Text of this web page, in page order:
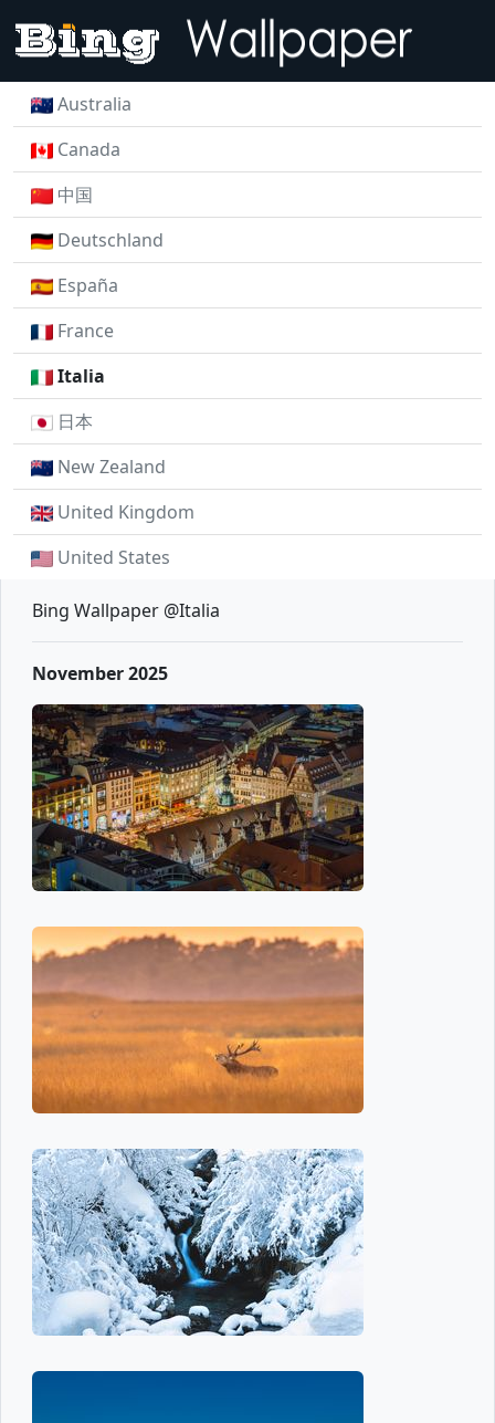
Australia
Canada
中国
Deutschland
España
France
Italia
日本
New Zealand
United Kingdom
United States
Bing Wallpaper @Italia
November 2025